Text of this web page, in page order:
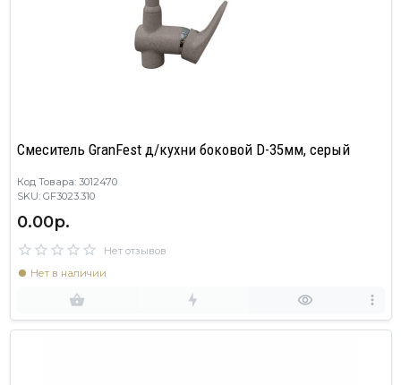
Смеситель GranFest д/кухни боковой D-35мм, серый
Код Товара: 3012470
SKU: GF3023.310
0.00р.
Нет отзывов
Нет в наличии